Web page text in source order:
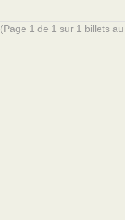
(Page 1 de 1 sur 1 billets